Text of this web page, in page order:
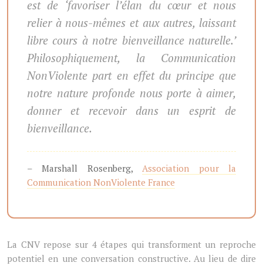
est de ‘favoriser l’élan du cœur et nous
relier à nous-mêmes et aux autres, laissant
libre cours à notre bienveillance naturelle.’
Philosophiquement, la Communication
NonViolente part en effet du principe que
notre nature profonde nous porte à aimer,
donner et recevoir dans un esprit de
bienveillance.
– Marshall Rosenberg,Association pour la
Communication NonViolente France
La CNV repose sur 4 étapes qui transforment un reproche
potentiel en une conversation constructive. Au lieu de dire